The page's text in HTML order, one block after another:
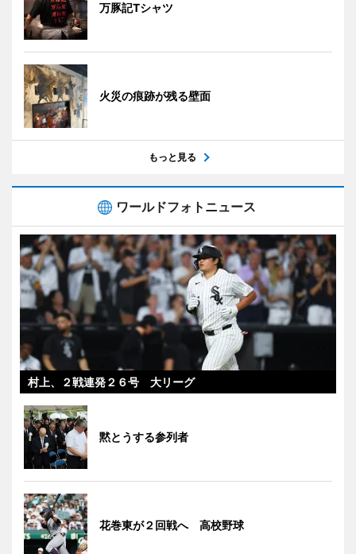
万豚記Tシャツ
火災の痕跡が残る壁面
もっと見る
ワールドフォトニュース
村上、２戦連発２６号 大リーグ
黙とうする参列者
花巻東が２回戦へ 高校野球